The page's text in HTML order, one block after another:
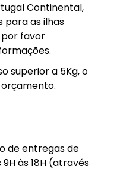
Continental,
para as ilhas
favor
superior a 5Kg, o
de entregas de
às 18H (através